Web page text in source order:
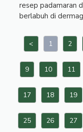
resep padamaran
berlabuh di
< 1 2
9 10 11
17 18 19
25 26 27